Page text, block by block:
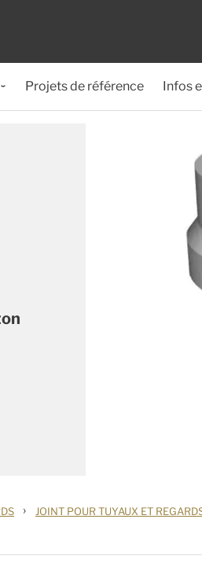
Projets de référence Infos
› JOINT POUR TUYAUX ET